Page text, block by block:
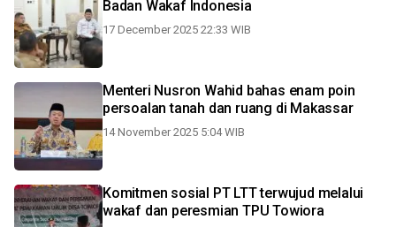
Badan Wakaf Indonesia
17 December 2025 22:33 WIB
Menteri Nusron Wahid bahas enam poin
persoalan tanah dan ruang di Makassar
14 November 2025 5:04 WIB
Komitmen sosial PT LTT terwujud melalui
wakaf dan peresmian TPU Towiora